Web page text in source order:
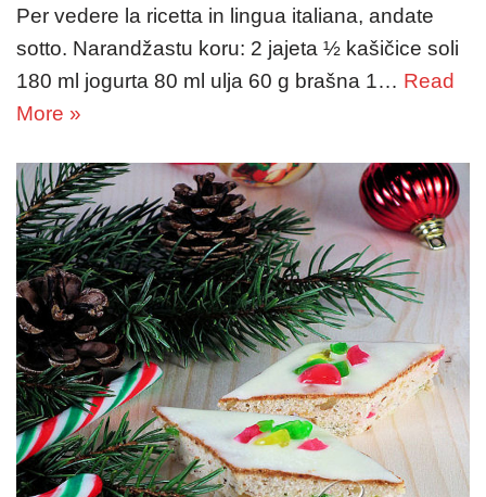
Per vedere la ricetta in lingua italiana, andate
sotto. Narandžastu koru: 2 jajeta ½ kašičice soli
180 ml jogurta 80 ml ulja 60 g brašna 1… Read
More »